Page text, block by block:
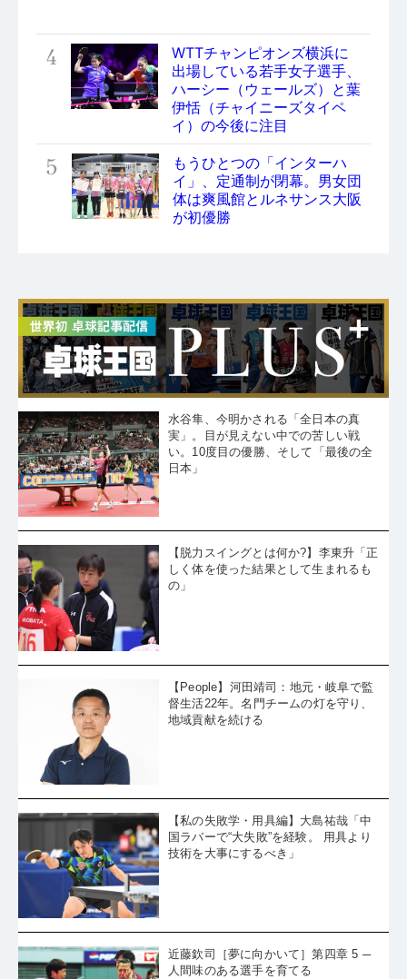
4
WTTチャンピオンズ横浜に
出場している若手女子選手、
ハーシー（ウェールズ）と葉
伊恬（チャイニーズタイペ
イ）の今後に注目
5
もうひとつの「インターハ
イ」、定通制が閉幕。男女団
体は爽風館とルネサンス大阪
が初優勝
水谷隼、今明かされる「全日本の真
実」。目が見えない中での苦しい戦
い。10度目の優勝、そして「最後の全
日本」
【脱力スイングとは何か?】李東升「正
しく体を使った結果として生まれるも
の」
【People】河田靖司：地元・岐阜で監
督生活22年。名門チームの灯を守り、
地域貢献を続ける
【私の失敗学・用具編】大島祐哉「中
国ラバーで“大失敗”を経験。 用具より
技術を大事にするべき」
近藤欽司［夢に向かいて］第四章 5 ─
人間味のある選手を育てる